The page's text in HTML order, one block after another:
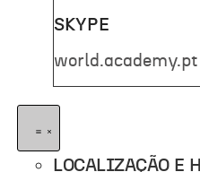
SKYPE
world.academy.pt
LOCALIZAÇÃO E